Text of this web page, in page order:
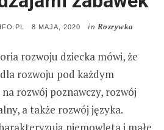
POSTED
8 MAJA, 2020 in Rozrywka
rozwoju dziecka mówi, że
rozwoju pod każdym
rozwój poznawczy, rozwój
a także rozwój języka.